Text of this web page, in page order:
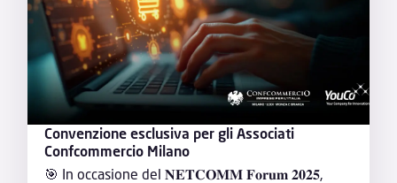
Convenzione esclusiva per gli Associati
Confcommercio Milano
🎯 In occasione del 𝐍𝐄𝐓𝐂𝐎𝐌𝐌 𝐅𝐨𝐫𝐮𝐦 𝟐𝟎𝟐𝟓,